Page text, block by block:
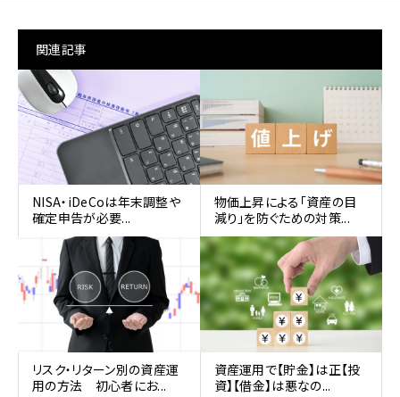
関連記事
NISA・iDeCoは年末調整や
確定申告が必要...
物価上昇による「資産の目
減り」を防ぐための対策...
リスク・リターン別の資産運
用の方法 初心者にお...
資産運用で【貯金】は正【投
資】【借金】は悪なの...